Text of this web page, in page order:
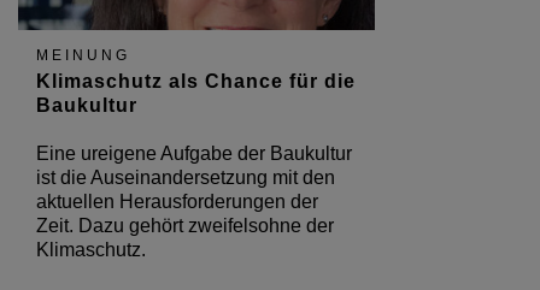
MEINUNG
Klimaschutz als Chance für die
Baukultur
Eine ureigene Aufgabe der Baukultur
ist die Auseinandersetzung mit den
aktuellen Herausforderungen der
Zeit. Dazu gehört zweifelsohne der
Klimaschutz.